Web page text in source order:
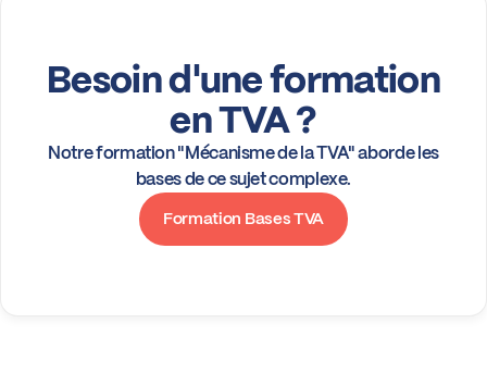
Besoin d'une formation
en TVA ?
Notre formation "Mécanisme de la TVA" aborde les
bases de ce sujet complexe.
Formation Bases TVA